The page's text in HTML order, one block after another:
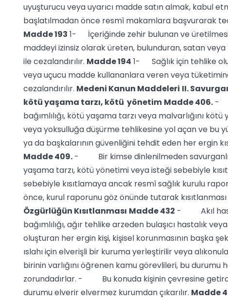
uyuşturucu veya uyarıcı madde satın almak, kabul
başlatılmadan önce resmî makamlara başvurarak
Madde 193 1- İçeriğinde zehir bulunan ve üretilmesi,
maddeyi izinsiz olarak üreten, bulunduran, satan
ile cezalandırılır. Madde 194 1- Sağlık için tehlike
veya uçucu madde kullananlara veren veya
cezalandırılır. Medeni Kanun Maddeleri II.
kötü yaşama tarzı, kötü yönetim Madde406. -
bağımlılığı, kötü yaşama tarzı veya malvarlığını
veya yoksulluğa düşürme tehlikesine yol açan ve bu
ya da başkalarının güvenliğini tehdit eden her ergin
Madde409. - Bir kimse dinlenilmeden
yaşama tarzı, kötü yönetimi veya isteği sebebiyle
sebebiyle kısıtlamaya ancak resmî sağlık kurulu
önce, kurul raporunu göz önünde tutarak
Özgürlüğün Kısıtlanması Madde 432 - Akıl
bağımlılığı, ağır tehlike arzeden bulaşıcı hastalık
oluşturan her ergin kişi, kişisel korunmasının başka
ıslahı için elverişli bir kuruma yerleştirilir veya
birinin varlığını öğrenen kamu görevlileri, bu
zorundadırlar. - Bu konuda kişinin çevresine
durumu elverir elvermez kurumdan çıkarılır. Madde